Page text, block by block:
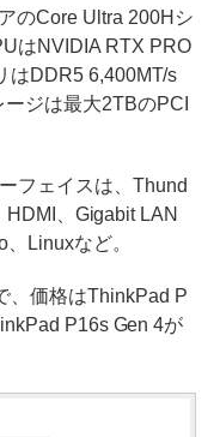
のCore Ultra 200Hシ
はNVIDIA RTX PRO
はDDR5 6,400MT/s
ジは最大2TBのPCI
フェイスは、Thund
、Gigabit LAN
Linuxなど。
価格はThinkPad P
P16s Gen 4が